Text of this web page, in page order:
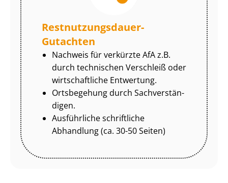
Rest­nut­zungs­dau­er-
Gutachten
Nachweis für verkürzte AfA z.B.
durch technischen Verschleiß oder
wirtschaftliche Entwertung.
Ortsbegehung durch Sach­ver­stän­
di­gen.
Ausführliche schriftliche
Abhandlung (ca. 30-50 Seiten)